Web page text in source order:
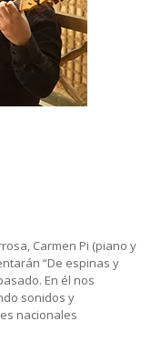
Carmen Pi (piano y
“De espinas y
En él nos
sonidos y
nacionales